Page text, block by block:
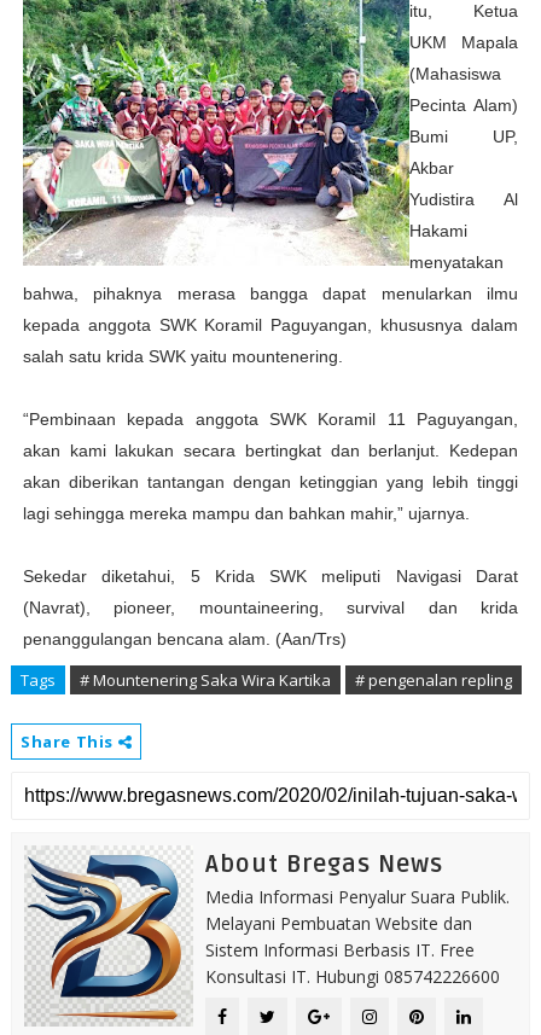
itu, Ketua
UKM Mapala
(Mahasiswa
Pecinta Alam)
Bumi UP,
Akbar
Yudistira Al
Hakami
menyatakan
bahwa, pihaknya merasa bangga dapat menularkan ilmu
kepada anggota SWK Koramil Paguyangan, khususnya dalam
salah satu krida SWK yaitu mountenering.
“Pembinaan kepada anggota SWK Koramil 11 Paguyangan,
akan kami lakukan secara bertingkat dan berlanjut. Kedepan
akan diberikan tantangan dengan ketinggian yang lebih tinggi
lagi sehingga mereka mampu dan bahkan mahir,” ujarnya.
Sekedar diketahui, 5 Krida SWK meliputi Navigasi Darat
(Navrat), pioneer, mountaineering, survival dan krida
penanggulangan bencana alam. (Aan/Trs)
Tags # Mountenering Saka Wira Kartika # pengenalan repling
Share This
About Bregas News
Media Informasi Penyalur Suara Publik.
Melayani Pembuatan Website dan
Sistem Informasi Berbasis IT. Free
Konsultasi IT. Hubungi 085742226600